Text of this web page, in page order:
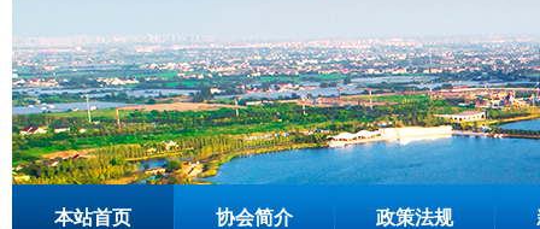
本站首页 协会简介 政策法规